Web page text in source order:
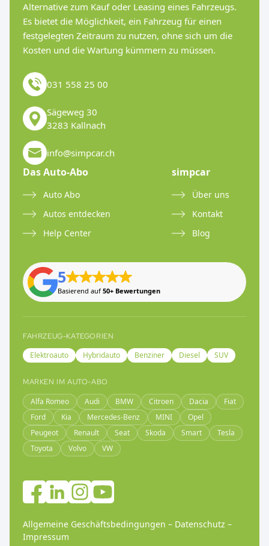
Alternative zum Kauf oder Leasing eines Fahrzeugs.
Es bietet die Möglichkeit, ein Fahrzeug für einen
festgelegten Zeitraum zu nutzen, ohne sich um die
Kosten und die Wartung kümmern zu müssen.
031 558 25 00
Sägeweg 30
3283 Kallnach
info@simpcar.ch
Das Auto-Abo
Auto Abo
Autos entdecken
Help Center
simpcar
Über uns
Kontakt
Blog
5
Basierend auf50+ Bewertungen
FAHRZEUG-KATEGORIEN
Elektroauto Hybridauto Benziner Diesel SUV
MARKEN IM AUTO-ABO
Alfa Romeo Audi BMW Citroen Dacia
Fiat
Ford
Kia Mercedes-Benz MINI
Opel
Peugeot
Renault Seat Skoda Smart
Tesla
Toyota
Volvo VW
Allgemeine Geschäftsbedingungen – Datenschutz –
Impressum